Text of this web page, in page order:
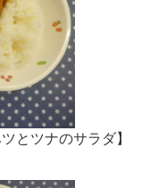
とツナのサラダ】